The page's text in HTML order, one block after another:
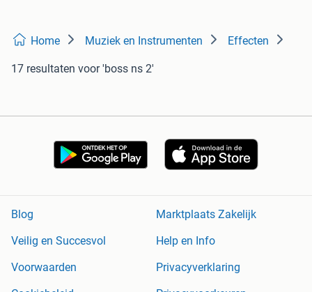
Home Muziek en Instrumenten Effecten
17 resultaten voor 'boss ns 2'
Blog
Marktplaats Zakelijk
Veilig en Succesvol
Help en Info
Voorwaarden
Privacyverklaring